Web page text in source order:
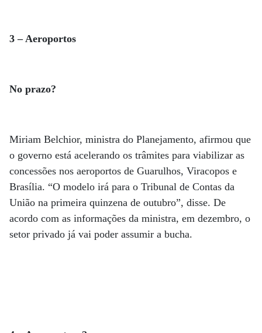
3 – Aeroportos
No prazo?
Miriam Belchior, ministra do Planejamento, afirmou que
o governo está acelerando os trâmites para viabilizar as
concessões nos aeroportos de Guarulhos, Viracopos e
Brasília. “O modelo irá para o Tribunal de Contas da
União na primeira quinzena de outubro”, disse. De
acordo com as informações da ministra, em dezembro, o
setor privado já vai poder assumir a bucha.